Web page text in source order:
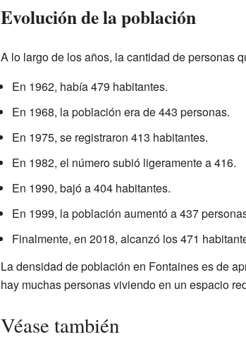
Evolución de la población
A lo largo de los años, la cantidad de personas
En 1962, había 479 habitantes.
En 1968, la población era de 443 personas.
En 1975, se registraron 413 habitantes.
En 1982, el número subió ligeramente a 416.
En 1990, bajó a 404 habitantes.
En 1999, la población aumentó a 437
Finalmente, en 2018, alcanzó los 471
La densidad de población en Fontaines es de
hay muchas personas viviendo en un espacio
Véase también